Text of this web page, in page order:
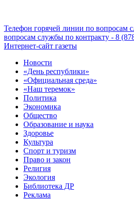
Телефон горячей линии по вопросам
вопросам службы по контракту - 8
Интернет-сайт газеты
Новости
«День республики»
«Официальная среда»
«Наш теремок»
Политика
Экономика
Общество
Образование и наука
Здоровье
Культура
Спорт и туризм
Право и закон
Религия
Экология
Библиотека ДР
Реклама